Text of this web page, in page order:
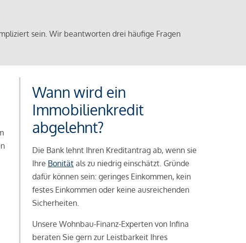
sein. Wir beantworten drei häufige Fragen
Wann wird ein
Immobilienkredit
abgelehnt?
Die Bank lehnt Ihren Kreditantrag ab, wenn sie
Ihre Bonitätals zu niedrig einschätzt. Gründe
dafür können sein: geringes Einkommen, kein
festes Einkommen oder keine ausreichenden
Sicherheiten.
Unsere Wohnbau-Finanz-Experten von Infina
beraten Sie gern zur Leistbarkeit Ihres